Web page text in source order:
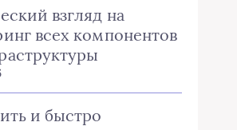
взгляд на
всех компонентов
и быстро